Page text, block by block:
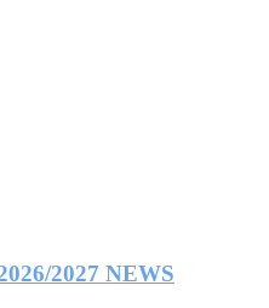
2027 NEWS